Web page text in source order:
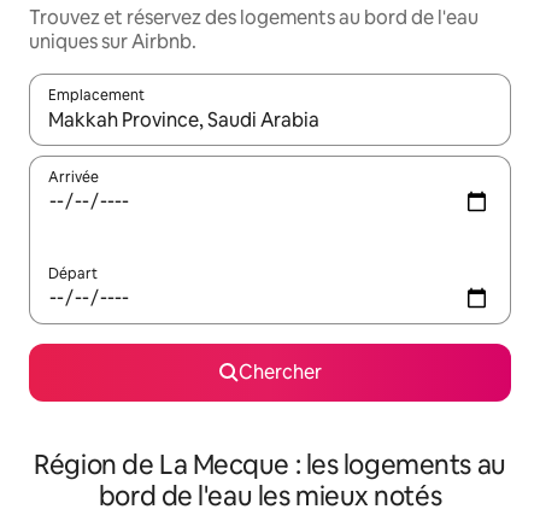
Trouvez et réservez des logements au bord de l'eau
uniques sur Airbnb.
Emplacement
Quand les résultats sont affichés, parcourez-les en utilisant
Arrivée
Départ
Chercher
Région de La Mecque : les logements au
bord de l'eau les mieux notés